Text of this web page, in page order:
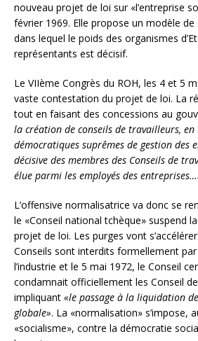
nouveau projet de loi sur «l’entreprise
février 1969. Elle propose un modèle de
dans lequel le poids des organismes
représentants est décisif.
Le VIIème Congrès du ROH, les 4 et 5
vaste contestation du projet de loi. La
tout en faisant des concessions au
la création de conseils de travailleurs, en
démocratiques suprêmes de gestion des
décisive des membres des Conseils de
élue parmi les employés des
L’offensive normalisatrice va donc se
le «Conseil national tchèque» suspend
projet de loi. Les purges vont
Conseils sont interdits formellement
l’industrie et le 5 mai 1972, le Conseil
condamnait officiellement les Conseil
impliquant «le passage à la liquidation
globale». La «normalisation» s’impose,
«socialisme», contre la démocratie